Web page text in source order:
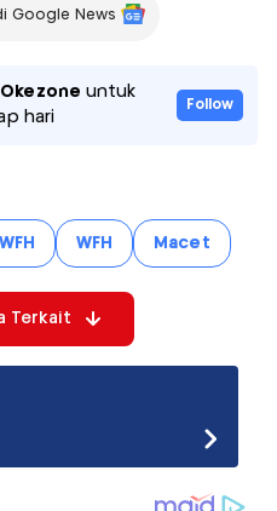
Google News
untuk
hari
Follow
WFH Macet
Terkait